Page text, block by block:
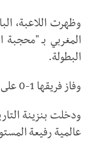
المغربي بـ "محجبة
البطولة.
وفاز فريقها 1-0 على كوريا الجنوبية، اليوم الأحد.
ودخلت بنزينة
عالمية رفيعة